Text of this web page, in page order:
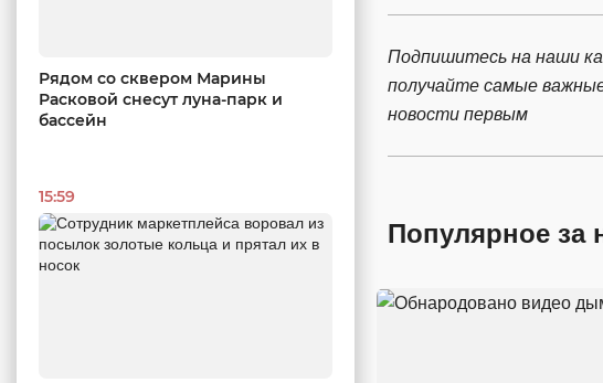
Рядом со сквером Марины
Расковой снесут луна-парк и
бассейн
15:59
Подпишитесь на наши
получайте самые
новости первым
Популярное за